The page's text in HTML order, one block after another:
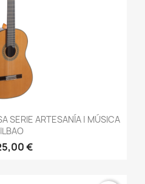
SERIE ARTESANÍA | MÚSICA
€